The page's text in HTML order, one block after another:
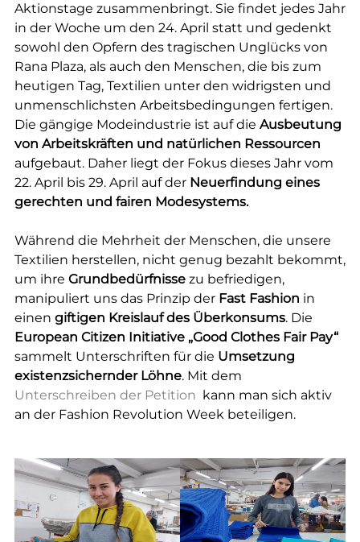
Aktionstage zusammenbringt. Sie findet jedes Jahr
in der Woche um den 24. April statt und gedenkt
sowohl den Opfern des tragischen Unglücks von
Rana Plaza, als auch den Menschen, die bis zum
heutigen Tag, Textilien unter den widrigsten und
unmenschlichsten Arbeitsbedingungen fertigen.
Die gängige Modeindustrie ist auf die Ausbeutung
von Arbeitskräften und natürlichen Ressourcen
aufgebaut. Daher liegt der Fokus dieses Jahr vom
22. April bis 29. April auf der Neuerfindung eines
gerechten und fairen Modesystems.
Während die Mehrheit der Menschen, die unsere
Textilien herstellen, nicht genug bezahlt bekommt,
um ihre Grundbedürfnisse zu befriedigen,
manipuliert uns das Prinzip der Fast Fashion in
einen giftigen Kreislauf des Überkonsums. Die
European Citizen Initiative „Good Clothes Fair Pay“
sammelt Unterschriften für die Umsetzung
existenzsichernder Löhne. Mit dem
Unterschreiben der Petition kann man sich aktiv
an der Fashion Revolution Week beteiligen.